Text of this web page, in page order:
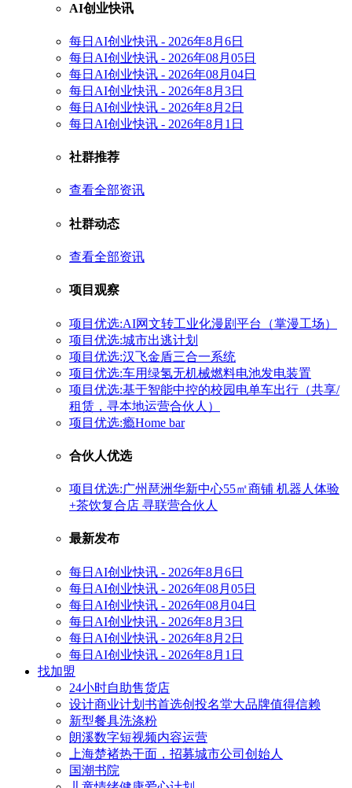
AI创业快讯
每日AI创业快讯 - 2026年8月6日
每日AI创业快讯 - 2026年08月05日
每日AI创业快讯 - 2026年08月04日
每日AI创业快讯 - 2026年8月3日
每日AI创业快讯 - 2026年8月2日
每日AI创业快讯 - 2026年8月1日
社群推荐
查看全部资讯
社群动态
查看全部资讯
项目观察
项目优选:AI网文转工业化漫剧平台（掌漫工场）
项目优选:城市出逃计划
项目优选:汉飞金盾三合一系统
项目优选:车用绿氢无机械燃料电池发电装置
项目优选:基于智能中控的校园电单车出行（共享/
租赁，寻本地运营合伙人）
项目优选:瘾Home bar
合伙人优选
项目优选:广州琶洲华新中心55㎡商铺 机器人体验
+茶饮复合店 寻联营合伙人
最新发布
每日AI创业快讯 - 2026年8月6日
每日AI创业快讯 - 2026年08月05日
每日AI创业快讯 - 2026年08月04日
每日AI创业快讯 - 2026年8月3日
每日AI创业快讯 - 2026年8月2日
每日AI创业快讯 - 2026年8月1日
找加盟
24小时自助售货店
设计商业计划书首选创投名堂大品牌值得信赖
新型餐具洗涤粉
朗溪数字短视频内容运营
上海楚褚热干面，招募城市公司创始人
国潮书院